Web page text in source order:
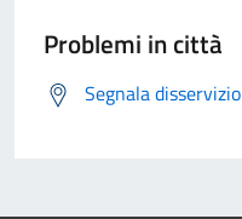
Problemi in città
Segnala disservizio